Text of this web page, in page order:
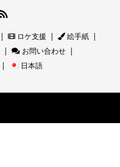
ロケ支援
絵手紙
お問い合わせ
日本語